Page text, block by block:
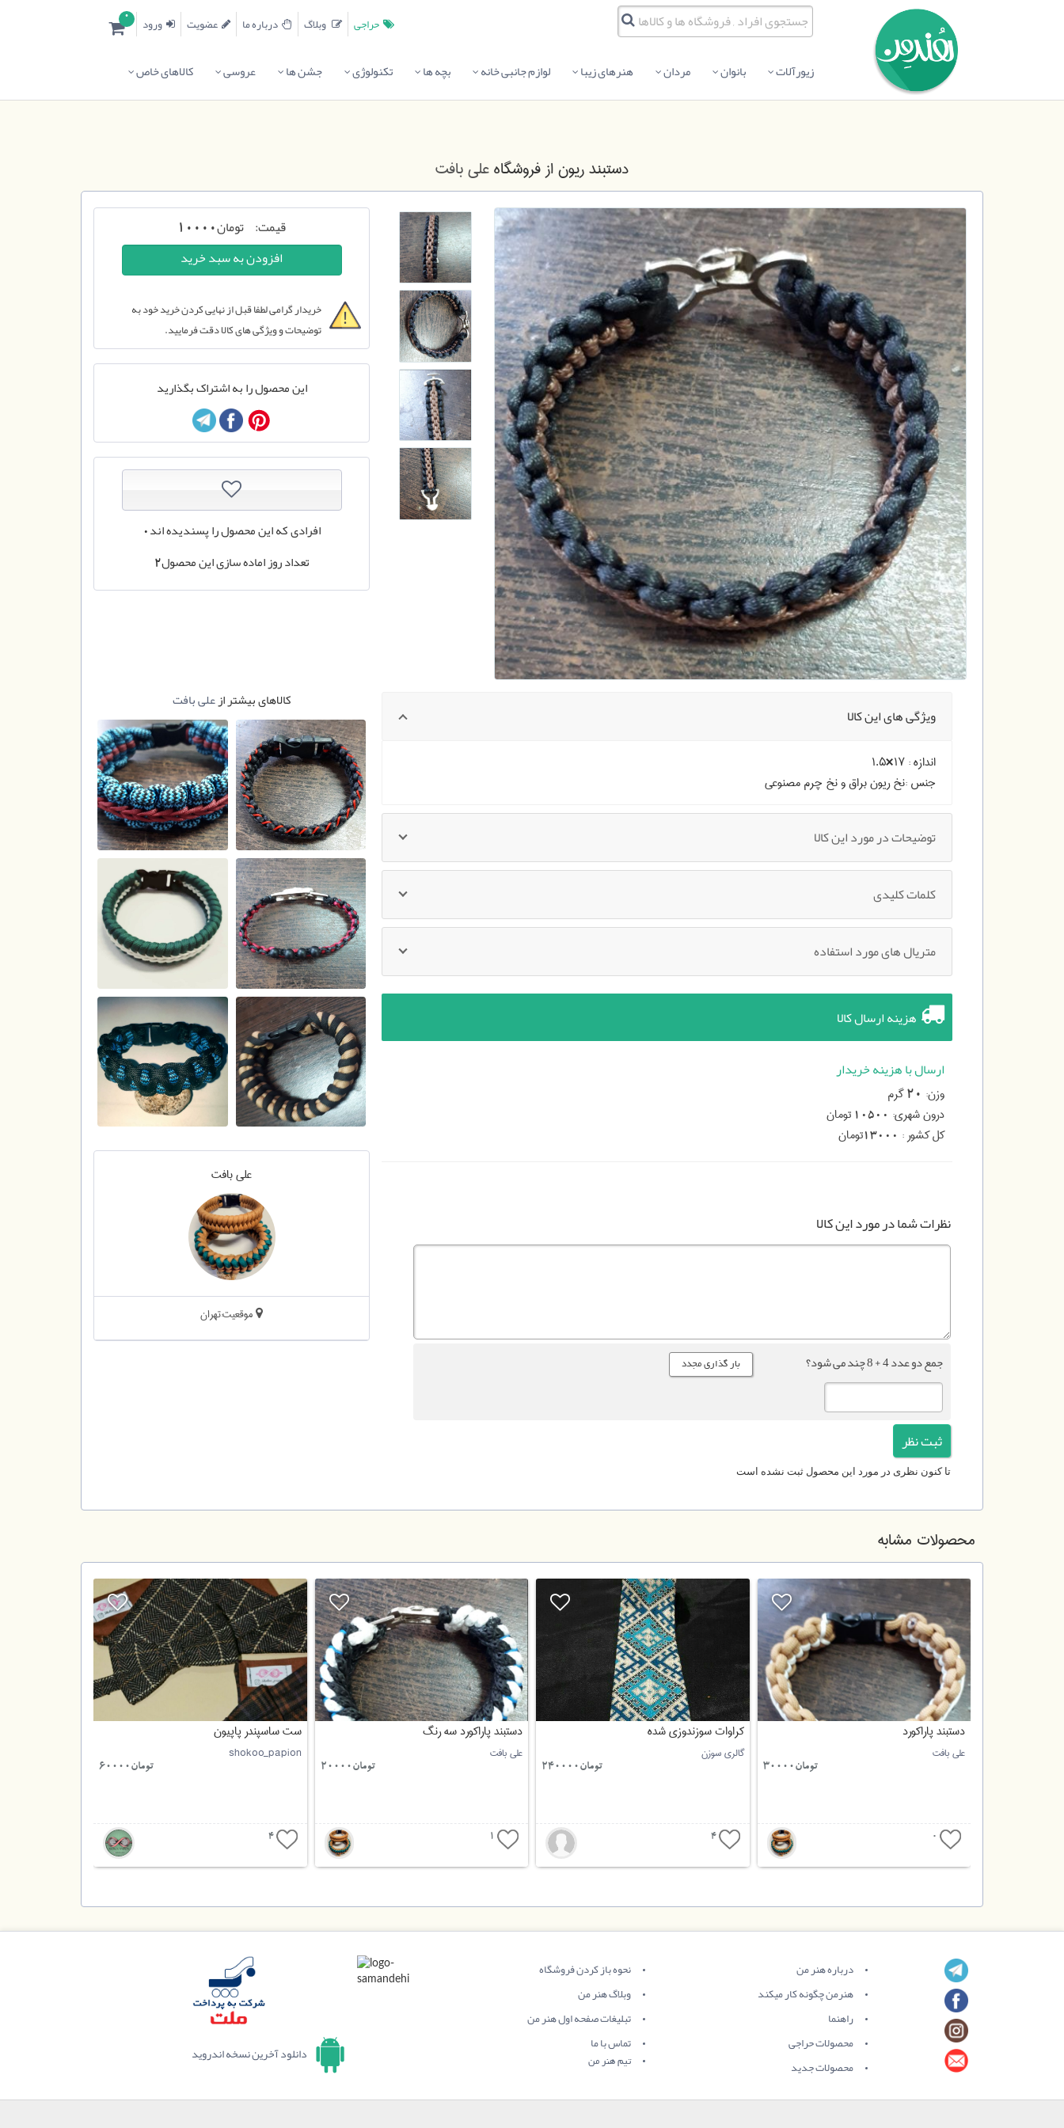
0 ورود عضویت درباره ما حراجی
زیورآلات بانوان مردان هنرهای زیبا لوازم جانبی خانه بچه ها تکنولوژی جشن ها عروسی کالاهای خاص
دستبند ریوناز فروشگاهعلی بافت
قیمت: تومان10000
خریدار گرامی لطفا قبل از نهایی کردن خرید خود به
توضیحات و ویژگی های کالا دقت فرمایید.
این محصول را به اشتراک بگذارید
0 افرادی که این محصول را پسندیده اند
تعداد روز اماده سازی این محصول2
ویژگی های این کالا
اندازه :۱۷×۱.۵
جنس :نخ ریون براق و نخ چرم مصنوعی
توضیحات در مورد این کالا
کلمات کلیدی
متریال های مورد استفاده
هزینه ارسال کالا
ارسال با هزینه خریدار
وزن:
گرم
درون شهری: 10500 تومان
کل کشور : 13000تومان
نظرات شما در مورد این کالا
جمع دو عدد 4 + 8 چند می شود؟
تا کنون نظری در مورد این محصول ثبت نشده است
کالاهای بیشتر ازعلی بافت
علی بافت
موقعیت:تهران
محصولات مشابه
ست ساسپندر پاپیون
shokoo_papion
تومان60000
4
دستبند پاراکورد سه رنگ
علی بافت
تومان20000
1
کراوات سوزندوزی شده
گالری سوزن
تومان240000
4
دستبند پاراکورد
علی بافت
تومان30000
0
درباره هنر من
هنرمن چگونه کار میکند
راهنما
محصولات حراجی
محصولات جدید
نحوه باز کردن فروشگاه
وبلاگ هنر من
تبلیغات صفحه اول هنر من
تماس با ما
تیم هنر من دانلود آخرین نسخه اندروید